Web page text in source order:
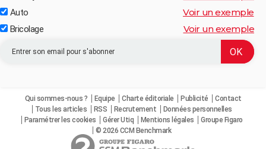
Auto Voir un exemple
Bricolage Voir un exemple
Qui sommes-nous ? Equipe Charte éditoriale Publicité
Contact
Tous les articles
RSS Recrutement
Données personnelles
Paramétrer les cookies
Gérer Utiq Mentions légales
Groupe Figaro
© 2026 CCM Benchmark